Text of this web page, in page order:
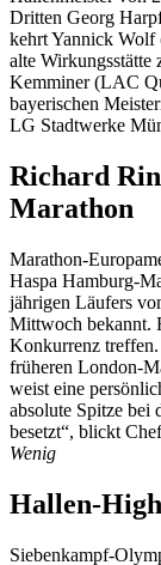
Dritten Georg
kehrt Yannick Wolf
alte
Kemminer (LAC
bayerischen
LG Stadtwerke
Richard
Marathon
Marathon-
Haspa Hamburg-
jährigen Läufers
Mittwoch bekannt.
Konkurrenz
früheren London-
weist eine
absolute Spitze bei
besetzt“, blickt
Wenig
Hallen-
Siebenkampf-